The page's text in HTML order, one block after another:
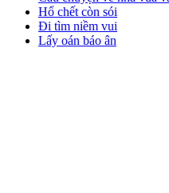
Hổ chết còn sói
Đi tìm niềm vui
Lấy oán báo ân